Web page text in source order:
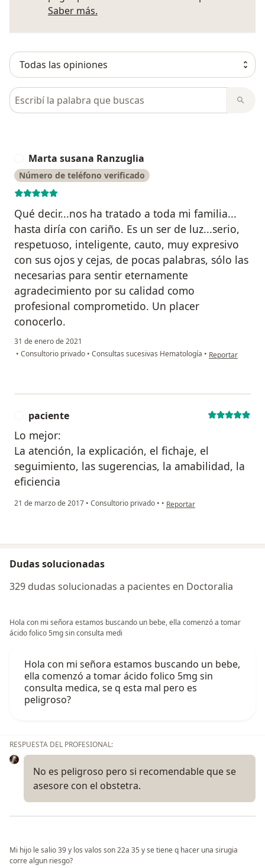
Saber más.
Busca en opiniones
Marta susana Ranzuglia
Número de teléfono verificado
Qué decir...nos ha tratado a toda mi familia...
hasta diría con cariño. Es un ser de luz...serio,
respetuoso, inteligente, cauto, muy expresivo
con sus ojos y cejas, de pocas palabras, sólo las
necesarias para sentir eternamente
agradecimiento por su calidad como
profesional comprometido. Un placer
conocerlo.
31 de enero de 2021
• Consultorio privado • Consultas sucesivas Hematología • en opinión del
Reportar
paciente
Lo mejor:
La atención, la explicación, el fichaje, el
seguimiento, las sugerencias, la amabilidad, la
eficiencia
21 de marzo de 2017 • Consultorio privado • • en opinión del usuario
Reportar
Dudas solucionadas
329 dudas solucionadas a pacientes en Doctoralia
Hola con mi señora estamos buscando un bebe, ella comenzó a tomar
ácido folico 5mg sin consulta medi
Hola con mi señora estamos buscando un bebe,
ella comenzó a tomar ácido folico 5mg sin
consulta medica, se q esta mal pero es
peligroso?
RESPUESTA DEL PROFESIONAL:
No es peligroso pero si recomendable que se
asesore con el obstetra.
Mi hijo le salio 39 y los valos son 22a 35 y se tiene q hacer una sirugia
corre algun riesgo?